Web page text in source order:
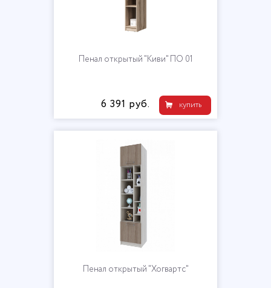
Пенал открытый "Киви" ПО 01
купить
6 391 руб.
Пенал открытый "Хогвартс"